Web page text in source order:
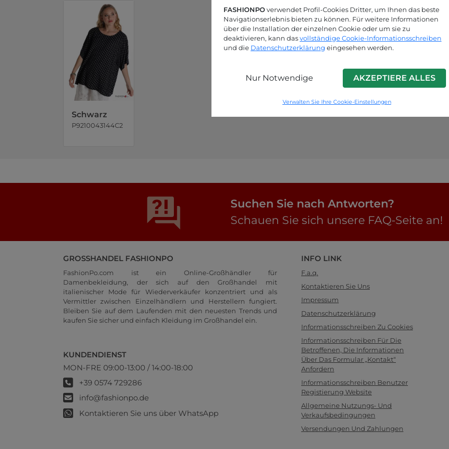
FASHIONPOverwendet Profil-Cookies Dritter, um Ihnen das beste
Navigationserlebnis bieten zu können. Für weitere Informationen
über die Installation der einzelnen Cookie oder um sie zu
deaktivieren, kann dasvollständige Cookie-Informationsschreiben
und die Datenschutzerklärung eingesehen werden.
Nur Notwendige AKZEPTIERE ALLES
Verwalten Sie Ihre Cookie-Einstellungen
Schwarz
P9210043144C2
Suchen Sie nach Antworten?
Schauen Sie sich unsere FAQ-Seite an!
GROSSHANDEL FASHIONPO
FashionPo.com ist ein Online-Großhändler für
Damenbekleidung, der sich auf den Großhandel mit
italienischer Mode für Wiederverkäufer konzentriert und als
Vermittler zwischen Einzelhändlern und Herstellern fungiert.
Bleiben Sie auf dem Laufenden mit den neuesten Trends und
kaufen Sie sicher und einfach Kleidung im Großhandel ein.
KUNDENDIENST
MON-FRE 09:00-13:00 / 14:00-18:00
+39 0574 729286
info@fashionpo.de
Kontaktieren Sie uns über WhatsApp
INFO LINK
F.a.q.
Kontaktieren Sie Uns
Impressum
Datenschutzerklärung
Informationsschreiben Zu Cookies
Informationsschreiben Für Die
Betroffenen, Die Informationen
Über Das Formular „Kontakt“
Anfordern
Informationsschreiben Benutzer
Registierung Website
Allgemeine Nutzungs- Und
Verkaufsbedingungen
Versendungen Und Zahlungen